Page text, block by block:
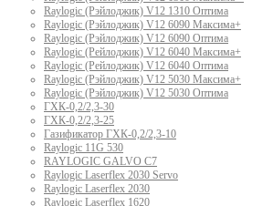
Raylogic (Рэйлоджик) V12 1310 Оптима
Raylogic (Рэйлоджик) V12 6090 Максима+
Raylogic (Рэйлоджик) V12 6090 Оптима
Raylogic (Рейлоджик) V12 6040 Максима+
Raylogic (Рейлоджик) V12 6040 Оптима
Raylogic (Рэйлоджик) V12 5030 Максима+
Raylogic (Рэйлоджик) V12 5030 Оптима
ГХК-0,2/2,3-30
ГХК-0,2/2,3-25
Газификатор ГХК-0,2/2,3-10
Raylogic 11G 530
RAYLOGIC GALVO С7
Raylogic Laserflex 2030 Servo
Raylogic Laserflex 2030
Raylogic Laserflex 1620